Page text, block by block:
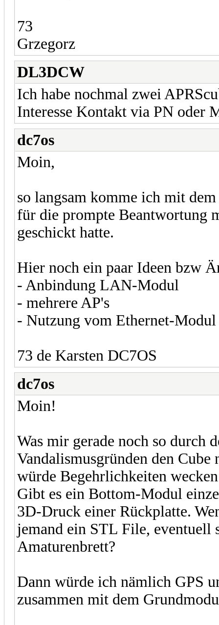
73
Grzegorz
DL3DCW
Ich habe nochmal zwei
Interesse Kontakt via PN oder
dc7os
Moin,
so langsam komme ich mit
für die prompte Beantwortung
geschickt hatte.
Hier noch ein paar Ideen bzw
- Anbindung LAN-Modul
- mehrere AP's
- Nutzung vom Ethernet-
73 de Karsten DC7OS
dc7os
Moin!
Was mir gerade noch so durch
Vandalismusgründen den
würde Begehrlichkeiten
Gibt es ein Bottom-Modul
3D-Druck einer Rückplatte.
jemand ein STL File, eventuell
Amaturenbrett?
Dann würde ich nämlich GPS
zusammen mit dem